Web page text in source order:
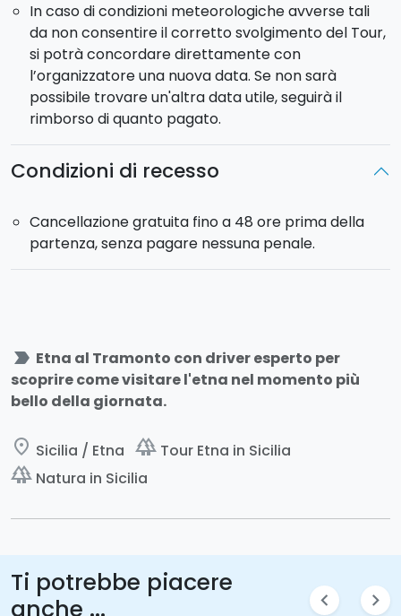
In caso di condizioni meteorologiche avverse tali
da non consentire il corretto svolgimento del Tour,
si potrà concordare direttamente con
l’organizzatore una nuova data. Se non sarà
possibile trovare un'altra data utile, seguirà il
rimborso di quanto pagato.
Condizioni di recesso
Cancellazione gratuita fino a 48 ore prima della
partenza, senza pagare nessuna penale.
label_important Etna al Tramonto con driver esperto per
scoprire come visitare l'etna nel momento più
bello della giornata.
place Sicilia / Etna forest Tour Etna in Sicilia
forest Natura in Sicilia
Ti potrebbe piacere
anche ...
chevron_left chevron_right